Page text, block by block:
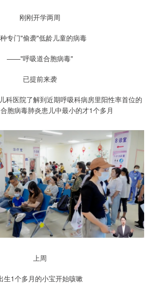
刚刚开学两周
专门"偷袭"低龄儿童的病毒
——"呼吸道合胞病毒"
已提前来袭
科医院了解到近期呼吸科病房里阳性率首位的
胞病毒肺炎患儿中最小的才1个多月
上周
生1个多月的小宝开始咳嗽